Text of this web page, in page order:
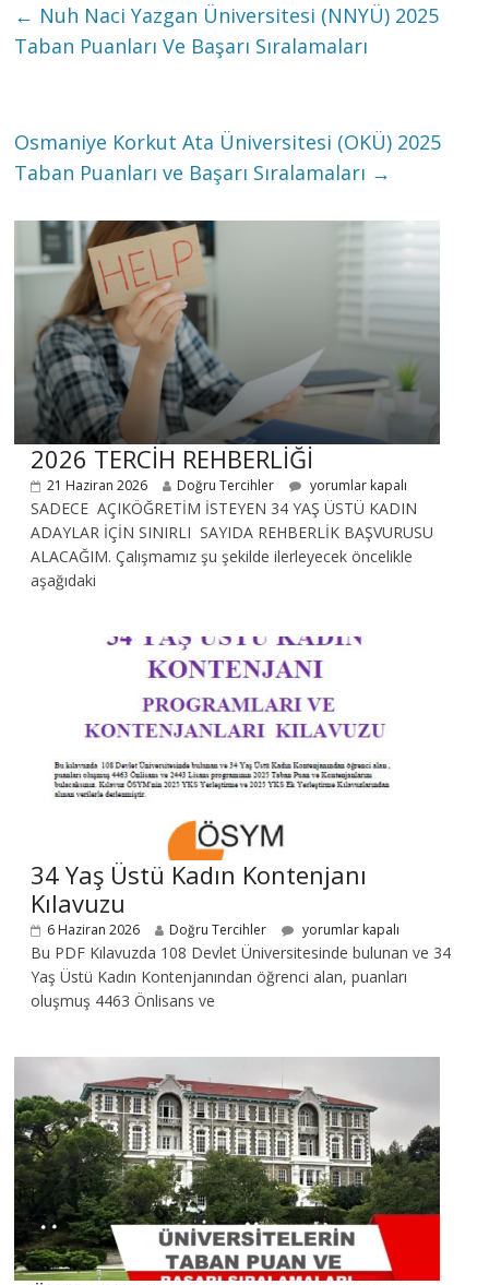
← Nuh Naci Yazgan Üniversitesi (NNYÜ) 2025
Taban Puanları Ve Başarı Sıralamaları
Osmaniye Korkut Ata Üniversitesi (OKÜ) 2025
Taban Puanları ve Başarı Sıralamaları →
2026 TERCİH REHBERLİĞİ
21 Haziran 2026 Doğru Tercihler yorumlar kapalı
SADECE AÇIKÖĞRETİM İSTEYEN 34 YAŞ ÜSTÜ KADIN
ADAYLAR İÇİN SINIRLI SAYIDA REHBERLİK BAŞVURUSU
ALACAĞIM. Çalışmamız şu şekilde ilerleyecek öncelikle
aşağıdaki
34 Yaş Üstü Kadın Kontenjanı
Kılavuzu
6 Haziran 2026 Doğru Tercihler yorumlar kapalı
Bu PDF Kılavuzda 108 Devlet Üniversitesinde bulunan ve 34
Yaş Üstü Kadın Kontenjanından öğrenci alan, puanları
oluşmuş 4463 Önlisans ve